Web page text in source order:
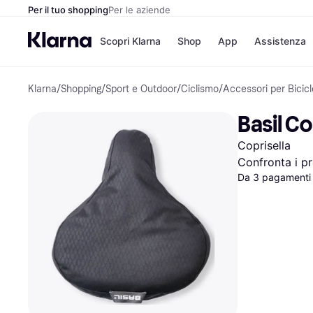
Per il tuo shoppingPer le aziende
Scopri Klarna
Opzioni di
Paga ora
Paga in 3 rate
Paga dopo 30 giorni
Finanziamento
Shop
Negozi
Unieuro
Media
eBay
Zalando
App Assistenza
Klarna/Shopping/Sport e Outdoor/Ciclismo/Accessori per
Basil
Coprisella
Confronta i
Da 3